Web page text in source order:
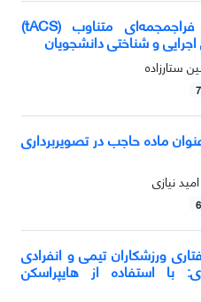
مقایسه اثر تحریک الکتریکی فراجمجمه‌ای متناوب (tACS)
ستارزاده
ماده حاجب در تصویربرداری
نیازی
ورزشکاران تیمی و انفرادی
استفاده از هایپراسکن